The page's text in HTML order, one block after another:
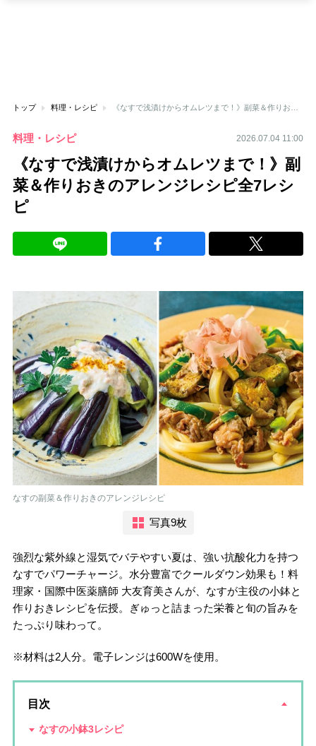
トップ 料理・レシピ
料理・レシピ 2026.07.04 11:00
《なすで浅漬けからオムレツまで！》副
菜＆作りおきのアレンジレシピ全7レシ
ピ
なすの副菜＆作りおきのアレンジレシピ
写真9枚
強烈な紫外線と湿気でバテやすい夏は、強い抗酸化力を持つ
なすでパワーチャージ。水分豊富でクールダウン効果も！料
理家・国際中医薬膳師 大友育美さんが、なすが主役の小鉢と
作りおきレシピを伝授。ぎゅっと詰まった栄養と旬の旨みを
たっぷり味わって。
※材料は2人分。電子レンジは600Wを使用。
目次
なすの小鉢3レシピ